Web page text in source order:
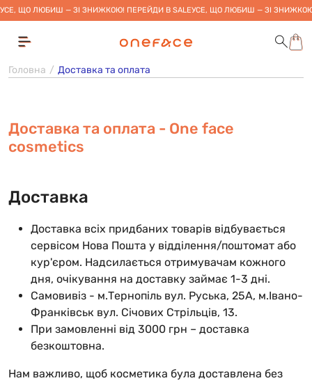
УСЕ, ЩО ЛЮБИШ — ЗІ ЗНИЖКОЮ! ПЕРЕЙДИ В SALEУСЕ, ЩО ЛЮБИШ — ЗІ
Головна Доставка та оплата
Доставка та оплата - One face
cosmetics
Доставка
Доставка всіх придбаних товарів відбувається
сервісом Нова Пошта у відділення/поштомат або
кур'єром. Надсилається отримувачам кожного
дня, очікування на доставку займає 1-3 дні.
Самовивіз - м.Тернопіль вул. Руська, 25А, м.Івано-
Франківськ вул. Січових Стрільців, 13.
При замовленні від 3000 грн – доставка
безкоштовна.
Нам важливо, щоб косметика була доставлена без